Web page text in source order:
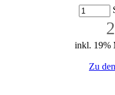
inkl. 19%
Zu